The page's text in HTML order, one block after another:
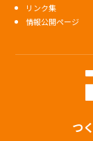
リンク集
情報公開ページ
つ